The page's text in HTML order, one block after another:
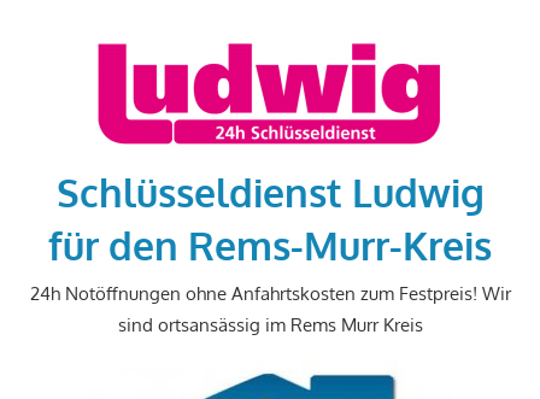
Schlüsseldienst Ludwig
für den Rems-Murr-Kreis
24h Notöffnungen ohne Anfahrtskosten zum Festpreis! Wir
sind ortsansässig im Rems Murr Kreis